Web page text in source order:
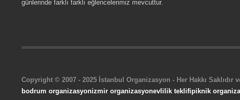
günlerinde farklı farklı eğlencelerimiz mevcuttur.
Copyright © 2007 - 2025 İstanbul Organizasyon - Her Hakkı
bodrum organizasyonizmir organizasyonevlilik teklifipiknik